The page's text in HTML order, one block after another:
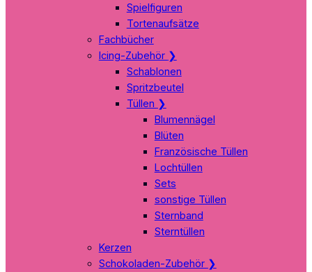
Spielfiguren
Tortenaufsätze
Fachbücher
Icing-Zubehör ❯
Schablonen
Spritzbeutel
Tüllen ❯
Blumennägel
Blüten
Französische Tüllen
Lochtüllen
Sets
sonstige Tüllen
Sternband
Sterntüllen
Kerzen
Schokoladen-Zubehör ❯